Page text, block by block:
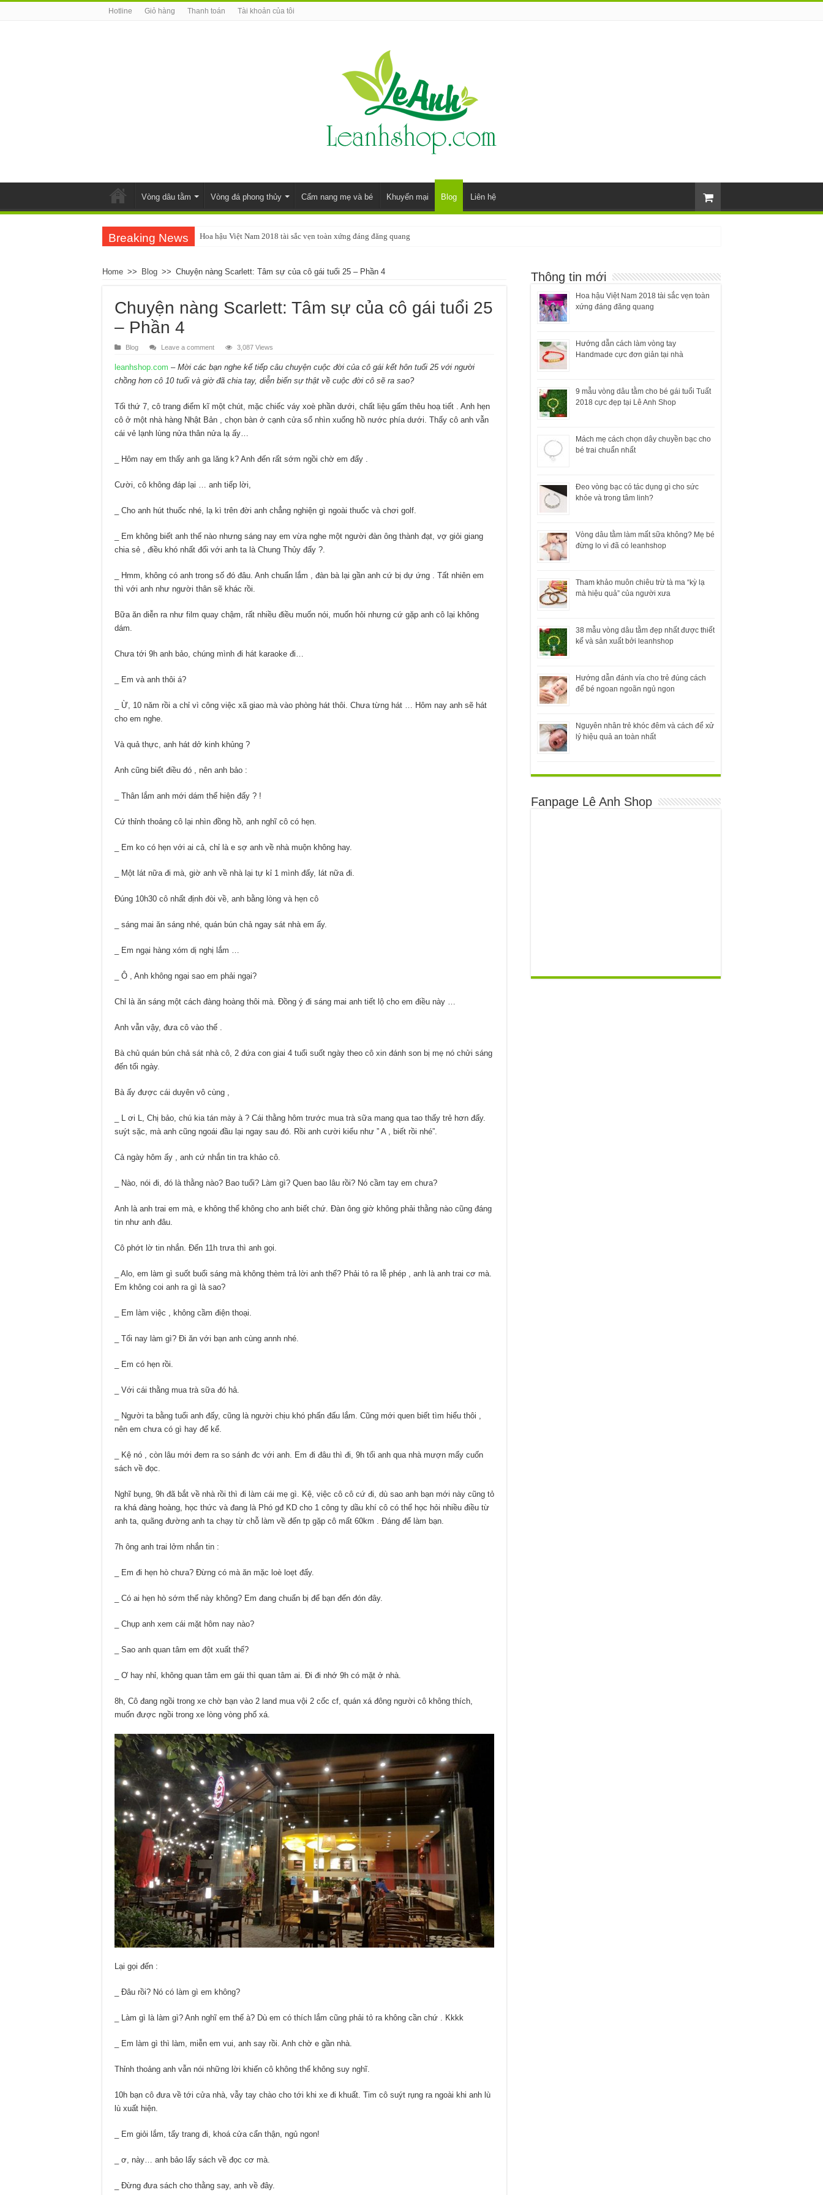
Hotline Giỏ hàng Thanh toán Tài khoản của tôi
Vòng dâu tằm Vòng đá phong thủy Cẩm nang mẹ và bé Khuyến mại Blog Liên hệ
Breaking News Hoa hậu Việt Nam 2018 tài sắc vẹn toàn xứng đáng đăng quang
Home >> Blog >> Chuyện nàng Scarlett: Tâm sự của cô gái tuổi 25 – Phần 4
Chuyện nàng Scarlett: Tâm sự của cô gái tuổi 25
– Phần 4
Blog Leave a comment 3,087 Views
leanhshop.com – Mời các bạn nghe kể tiếp câu chuyện cuộc đời của cô gái kết hôn tuổi 25 với người
chồng hơn cô 10 tuổi và giờ đã chia tay, diễn biến sự thật về cuộc đời cô sẽ ra sao?
Tối thứ 7, cô trang điểm kĩ một chút, mặc chiếc váy xoè phần dưới, chất liệu gấm thêu hoạ tiết . Anh hẹn
cô ở một nhà hàng Nhật Bản , chọn bàn ở cạnh cửa sổ nhìn xuống hồ nước phía dưới. Thấy cô anh vẫn
cái vẻ lạnh lùng nửa thân nửa lạ ấy…
_ Hôm nay em thấy anh ga lăng k? Anh đến rất sớm ngồi chờ em đấy .
Cười, cô không đáp lại … anh tiếp lời,
_ Cho anh hút thuốc nhé, lạ kì trên đời anh chẳng nghiện gì ngoài thuốc và chơi golf.
_ Em không biết anh thế nào nhưng sáng nay em vừa nghe một người đàn ông thành đạt, vợ giỏi giang
chia sẻ , điều khó nhất đối với anh ta là Chung Thủy đấy ?.
_ Hmm, không có anh trong số đó đâu. Anh chuẩn lắm , đàn bà lại gần anh cứ bị dự ứng . Tất nhiên em
thì với anh như người thân sẽ khác rồi.
Bữa ăn diễn ra như film quay chậm, rất nhiều điều muốn nói, muốn hỏi nhưng cứ gặp anh cô lại không
dám.
Chưa tới 9h anh bảo, chúng mình đi hát karaoke đi…
_ Em và anh thôi á?
_ Ừ, 10 năm rồi a chỉ vì công việc xã giao mà vào phòng hát thôi. Chưa từng hát … Hôm nay anh sẽ hát
cho em nghe.
Và quả thực, anh hát dở kinh khủng ?
Anh cũng biết điều đó , nên anh bảo :
_ Thân lắm anh mới dám thể hiện đấy ? !
Cứ thỉnh thoảng cô lại nhìn đồng hồ, anh nghĩ cô có hẹn.
_ Em ko có hẹn với ai cả, chỉ là e sợ anh về nhà muộn không hay.
_ Một lát nữa đi mà, giờ anh về nhà lại tự kỉ 1 mình đấy, lát nữa đi.
Đúng 10h30 cô nhất định đòi về, anh bằng lòng và hẹn cô
_ sáng mai ăn sáng nhé, quán bún chả ngay sát nhà em ấy.
_ Em ngại hàng xóm dị nghị lắm …
_ Ô , Anh không ngại sao em phải ngại?
Chỉ là ăn sáng một cách đàng hoàng thôi mà. Đồng ý đi sáng mai anh tiết lộ cho em điều này …
Anh vẫn vậy, đưa cô vào thế .
Bà chủ quán bún chả sát nhà cô, 2 đứa con giai 4 tuổi suốt ngày theo cô xin đánh son bị mẹ nó chửi sáng
đến tối ngày.
Bà ấy được cái duyên vô cùng ,
_ L ơi L, Chị bảo, chú kia tán mày à ? Cái thằng hôm trước mua trà sữa mang qua tao thấy trẻ hơn đấy.
suýt sặc, mà anh cũng ngoái đầu lại ngay sau đó. Rồi anh cười kiểu như ” A , biết rồi nhé”.
Cả ngày hôm ấy , anh cứ nhắn tin tra khảo cô.
_ Nào, nói đi, đó là thằng nào? Bao tuổi? Làm gì? Quen bao lâu rồi? Nó cầm tay em chưa?
Anh là anh trai em mà, e không thể không cho anh biết chứ. Đàn ông giờ không phải thằng nào cũng đáng
tin như anh đâu.
Cô phớt lờ tin nhắn. Đến 11h trưa thì anh gọi.
_ Alo, em làm gì suốt buổi sáng mà không thèm trả lời anh thế? Phải tỏ ra lễ phép , anh là anh trai cơ mà.
Em không coi anh ra gì là sao?
_ Em làm việc , không cầm điện thoại.
_ Tối nay làm gì? Đi ăn với bạn anh cùng annh nhé.
_ Em có hẹn rồi.
_ Với cái thằng mua trà sữa đó hả.
_ Người ta bằng tuổi anh đấy, cũng là người chịu khó phấn đấu lắm. Cũng mới quen biết tìm hiểu thôi ,
nên em chưa có gì hay để kể.
_ Kệ nó , còn lâu mới đem ra so sánh đc với anh. Em đi đâu thì đi, 9h tối anh qua nhà mượn mấy cuốn
sách về đọc.
Nghĩ bụng, 9h đã bắt về nhà rồi thì đi làm cái mẹ gì. Kệ, việc cô cô cứ đi, dù sao anh bạn mới này cũng tỏ
ra khá đàng hoàng, học thức và đang là Phó gđ KD cho 1 công ty dầu khí cô có thể học hỏi nhiều điều từ
anh ta, quãng đường anh ta chạy từ chỗ làm về đến tp gặp cô mất 60km . Đáng để làm bạn.
7h ông anh trai lởm nhắn tin :
_ Em đi hẹn hò chưa? Đừng có mà ăn mặc loè loẹt đấy.
_ Có ai hẹn hò sớm thế này không? Em đang chuẩn bị để bạn đến đón đây.
_ Chụp anh xem cái mặt hôm nay nào?
_ Sao anh quan tâm em đột xuất thế?
_ Ơ hay nhỉ, không quan tâm em gái thì quan tâm ai. Đi đi nhớ 9h có mặt ở nhà.
8h, Cô đang ngồi trong xe chờ bạn vào 2 land mua vội 2 cốc cf, quán xá đông người cô không thích,
muốn được ngồi trong xe lòng vòng phố xá.
Lại gọi đến :
_ Đâu rồi? Nó có làm gì em không?
_ Làm gì là làm gì? Anh nghĩ em thế à? Dù em có thích lắm cũng phải tỏ ra không cần chứ . Kkkk
_ Em làm gì thì làm, miễn em vui, anh say rồi. Anh chờ e gần nhà.
Thỉnh thoảng anh vẫn nói những lời khiến cô không thể không suy nghĩ.
10h bạn cô đưa về tới cửa nhà, vẫy tay chào cho tới khi xe đi khuất. Tim cô suýt rụng ra ngoài khi anh lù
lù xuất hiện.
_ Em giỏi lắm, tẩy trang đi, khoá cửa cẩn thận, ngủ ngon!
_ ơ, này… anh bảo lấy sách về đọc cơ mà.
_ Đừng đưa sách cho thằng say, anh về đây.
Thông tin mới
Hoa hậu Việt Nam 2018 tài sắc vẹn toàn
xứng đáng đăng quang
Hướng dẫn cách làm vòng tay
Handmade cực đơn giản tại nhà
9 mẫu vòng dâu tằm cho bé gái tuổi Tuất
2018 cực đẹp tại Lê Anh Shop
Mách mẹ cách chọn dây chuyền bạc cho
bé trai chuẩn nhất
Đeo vòng bạc có tác dụng gì cho sức
khỏe và trong tâm linh?
Vòng dâu tằm làm mất sữa không? Mẹ bé
đừng lo vì đã có leanhshop
Tham khảo muôn chiêu trừ tà ma “kỳ lạ
mà hiệu quả” của người xưa
38 mẫu vòng dâu tằm đẹp nhất được thiết
kế và sản xuất bởi leanhshop
Hướng dẫn đánh vía cho trẻ đúng cách
để bé ngoan ngoãn ngủ ngon
Nguyên nhân trẻ khóc đêm và cách để xử
lý hiệu quả an toàn nhất
Fanpage Lê Anh Shop